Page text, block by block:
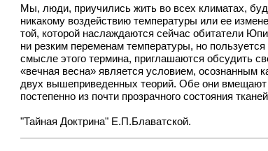
Мы, люди, приучились жить во всех климатах,
никакому воздействию температуры или ее
той, которой наслаждаются сейчас обитатели
ни резким переменам температуры, но
смысле этого термина, приглашаются обсудить
«вечная весна» является условием, осознанным
двух вышеприведенных теорий. Обе они вмещают
постепенно из почти прозрачного состояния
"Тайная Доктрина" Е.П.Блаватской.